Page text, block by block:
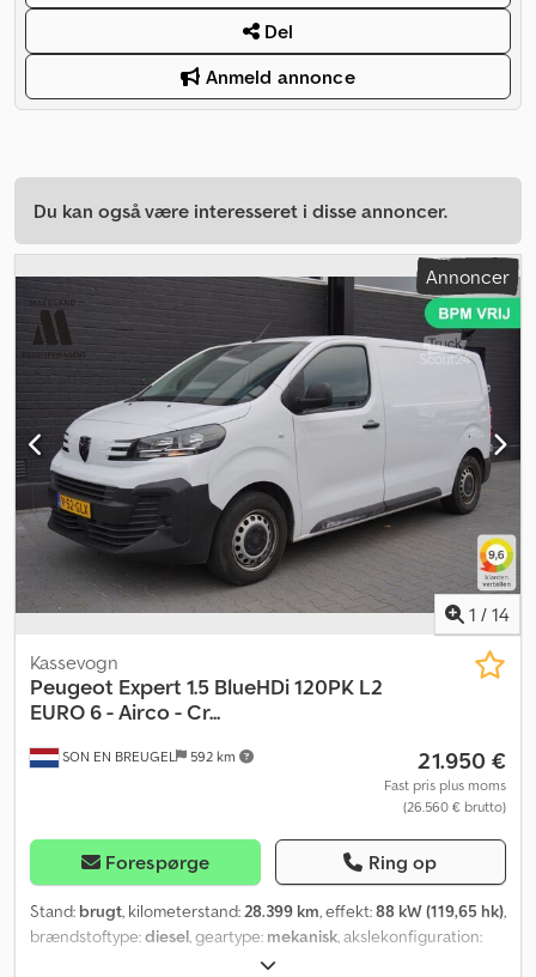
Del
Anmeld annonce
Du kan også være interesseret i disse annoncer.
Annoncer
1 / 14
SON EN BREUGEL 592 km
Kassevogn
Peugeot Expert 1.5 BlueHDi 120PK L2
EURO 6 - Airco - Cr...
21.950 €
Fast pris plus moms
(26.560 € brutto)
Forespørge Ring op
Stand: brugt, kilometerstand: 28.399 km, effekt:88 kW (119,65 hk),
brændstoftype:diesel , geartype: mekanisk , akslekonfiguration:
, første registrering: